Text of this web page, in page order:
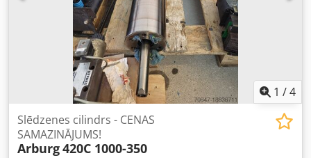
1 /4
Slēdzenes cilindrs - CENAS
SAMAZINĀJUMS!
Arburg420C 1000-350